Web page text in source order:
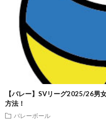
【バレー】SVリーグ2025/26男
方法！
バレーボール